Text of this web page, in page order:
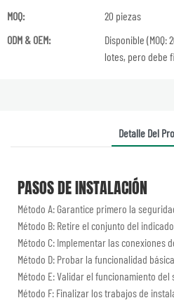
MOQ:
20 piezas
ODM & OEM:
Disponible (MOQ:
lotes, pero debe
Detalle Del
PASOS DE INSTALACIÓN
Método A: Garantice primero la
Método B: Retire el conjunto del
Método C: Implementar las conexiones
Método D: Probar la funcionalidad básica.
Método E: Validar el funcionamiento del
Método F: Finalizar los trabajos de